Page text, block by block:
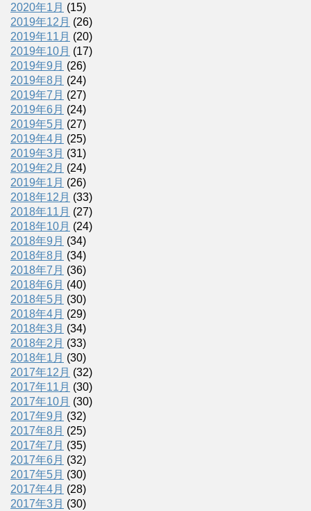
2020年1月 (15)
2019年12月 (26)
2019年11月 (20)
2019年10月 (17)
2019年9月 (26)
2019年8月 (24)
2019年7月 (27)
2019年6月 (24)
2019年5月 (27)
2019年4月 (25)
2019年3月 (31)
2019年2月 (24)
2019年1月 (26)
2018年12月 (33)
2018年11月 (27)
2018年10月 (24)
2018年9月 (34)
2018年8月 (34)
2018年7月 (36)
2018年6月 (40)
2018年5月 (30)
2018年4月 (29)
2018年3月 (34)
2018年2月 (33)
2018年1月 (30)
2017年12月 (32)
2017年11月 (30)
2017年10月 (30)
2017年9月 (32)
2017年8月 (25)
2017年7月 (35)
2017年6月 (32)
2017年5月 (30)
2017年4月 (28)
2017年3月 (30)